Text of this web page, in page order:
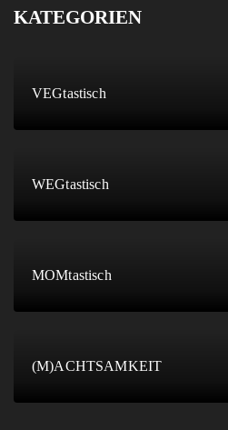
KATEGORIEN
VEGtastisch
WEGtastisch
MOMtastisch
(M)ACHTSAMKEIT